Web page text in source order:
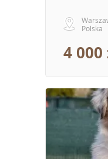
Polska
4 000